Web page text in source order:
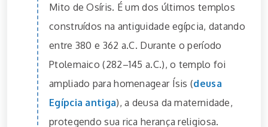
Mito de Osíris. É um dos últimos templos
construídos na antiguidade egípcia, datando
entre 380 e 362 a.C. Durante o período
Ptolemaico (282–145 a.C.), o templo foi
ampliado para homenagear Ísis (deusa
Egípcia antiga), a deusa da maternidade,
protegendo sua rica herança religiosa.